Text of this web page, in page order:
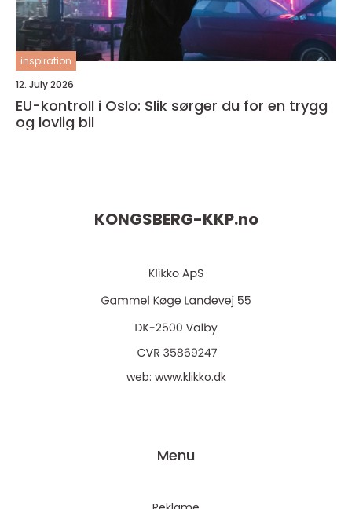
inspiration
12. July 2026
EU-kontroll i Oslo: Slik sørger du for en trygg
og lovlig bil
KONGSBERG-KKP.no
web: www.klikko.dk
Menu